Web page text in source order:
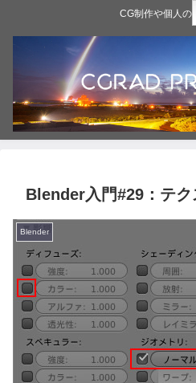
CG制作や個人の
Blender入門#29：テク
Blender